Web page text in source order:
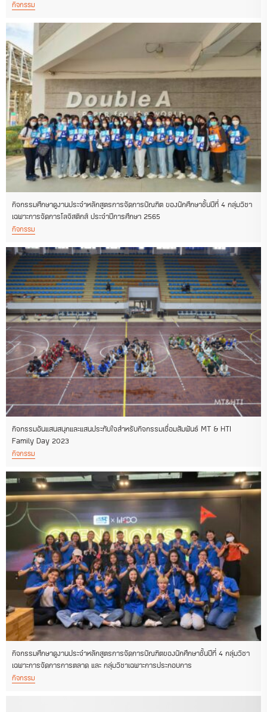
กิจกรรม
กิจกรรมศึกษาดูงานประจำหลักสูตรการจัดการบัณฑิต ของนักศึกษาชั้นปีที่ 4 กลุ่มวิชา
เฉพาะการจัดการโลจิสติกส์ ประจำปีการศึกษา 2565
กิจกรรม
กิจกรรมอันแสนสนุกและแสนประทับใจสำหรับกิจกรรมเชื่อมสัมพันธ์ MT & HTI
Family Day 2023
กิจกรรม
กิจกรรมศึกษาดูงานประจำหลักสูตรการจัดการบัณฑิตของนักศึกษาชั้นปีที่ 4 กลุ่มวิชา
เฉพาะการจัดการการตลาด และ กลุ่มวิชาเฉพาะการประกอบการ
กิจกรรม